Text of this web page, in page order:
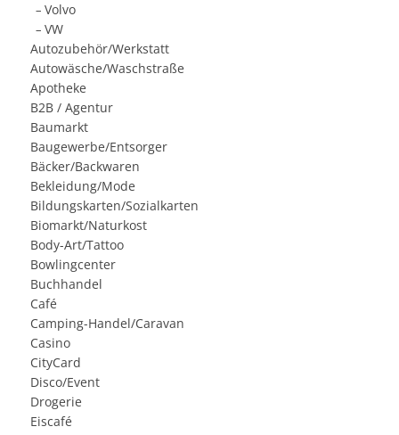
– Volvo
– VW
Autozubehör/Werkstatt
Autowäsche/Waschstraße
Apotheke
B2B / Agentur
Baumarkt
Baugewerbe/Entsorger
Bäcker/Backwaren
Bekleidung/Mode
Bildungskarten/Sozialkarten
Biomarkt/Naturkost
Body-Art/Tattoo
Bowlingcenter
Buchhandel
Café
Camping-Handel/Caravan
Casino
CityCard
Disco/Event
Drogerie
Eiscafé